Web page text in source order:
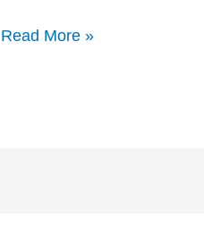
Read More »